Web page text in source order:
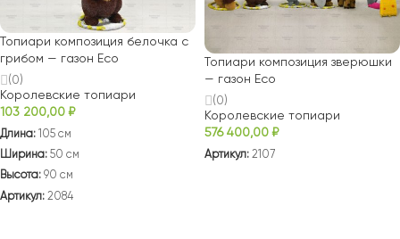
Топиари композиция белочка с
грибом — газон Eco
(0)
Королевские топиари
103 200,00₽
Длина: 105 см
Ширина: 50 см
Высота: 90 см
Артикул: 2084
Топиари композиция зверюшки
— газон Eco
(0)
Королевские топиари
576 400,00₽
Артикул: 2107